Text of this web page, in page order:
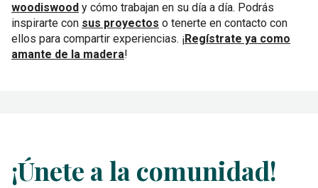
woodiswood y cómo trabajan en su día a día. Podrás
inspirarte con sus proyectos o tenerte en contacto con
ellos para compartir experiencias. ¡Regístrate ya como
amante de la madera!
¡Únete a la comunidad!